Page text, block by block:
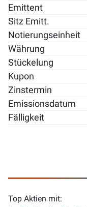
Emittent
Sitz Emitt.
Notierungseinheit
Währung
Stückelung
Kupon
Zinstermin
Emissionsdatum
Fälligkeit
Top Aktien mit: